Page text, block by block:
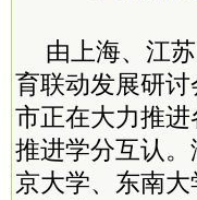
由上海、江
育联动发展研
市正在大力推
推进学分互认
京大学、东南